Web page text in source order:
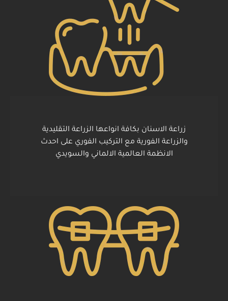
زراعة الاسنان بكافة انواعها الزراعة التقليدية
والزراعة الفورية مع التركيب الفوري على احدث
الانظمة العالمية الالماني والسويدي